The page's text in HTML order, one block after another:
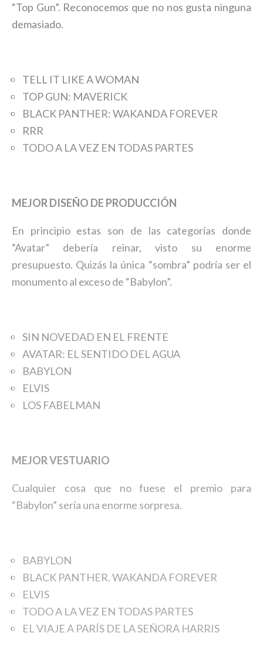
“Top Gun”. Reconocemos que no nos gusta ninguna
demasiado.
TELL IT LIKE A WOMAN
TOP GUN: MAVERICK
BLACK PANTHER: WAKANDA FOREVER
RRR
TODO A LA VEZ EN TODAS PARTES
MEJOR DISEÑO DE PRODUCCIÓN
En principio estas son de las categorías donde
“Avatar” debería reinar, visto su enorme
presupuesto. Quizás la única “sombra” podría ser el
monumento al exceso de “Babylon”.
SIN NOVEDAD EN EL FRENTE
AVATAR: EL SENTIDO DEL AGUA
BABYLON
ELVIS
LOS FABELMAN
MEJOR VESTUARIO
Cualquier cosa que no fuese el premio para
“Babylon” sería una enorme sorpresa.
BABYLON
BLACK PANTHER. WAKANDA FOREVER
ELVIS
TODO A LA VEZ EN TODAS PARTES
EL VIAJE A PARÍS DE LA SEÑORA HARRIS